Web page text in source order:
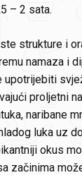
– 2 sata.
strukture i
namaza i
upotrijebiti
proljetni
naribane
luka uz
okus
začinima